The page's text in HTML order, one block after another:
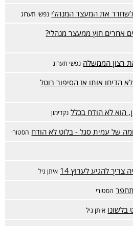
את המעצר המנהלי נפשי תערוג
אחרים חוץ ממעצר מנהלי?
רצון הממשלה נפשי תערוג
הדיחו אותו אז הסיפור בוטל
הוא לא הודח בכלל נקדימון
של עמית סגל - בלוט לא הודח הסטורי
להגיע לערוץ 14 איתן גיל
הסטורי
בלשונו איתן גיל